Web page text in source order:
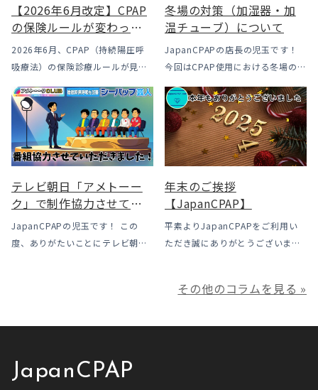
【2026年6月改定】CPAP
の保険ルールが変わった
｜CPAPが使えなくなるか
も？変更のメリット・デ
う選択肢
2026年6月、CPAP（持続陽圧呼
吸療法）の保険診療ルールが見直
ルは下がった一方で、「続ける」
ための条件はこれまでより厳しく
なっています。この記事では、何
がどう変わったのかを患者様の立
場で […]
冬場の対策（加湿器・加
温チューブ）について
JapanCPAPの店長の児玉です！
今回はCPAP使用における冬場のよ
露」についてのお話をさせて頂き
ます。 我々の拠点の北陸はCPAP
使用時に「乾燥・寒さ・結露」が
起こりやすい地域です、その […]
テレビ朝日「アメトーー
ク」で制作協力させてい
ただきました
JapanCPAPの児玉です！ この
度、ありがたいことにテレビ朝日
ク様は長い歴史があり、私も大
年末のご挨拶
【JapanCPAP】
平素よりJapanCPAPをご利用い
ただき誠にありがとうございま
利用いただき本当にありがとうご
満足いただけるサービスを提供さ
その他のコラムを見る »
JapanCPAP